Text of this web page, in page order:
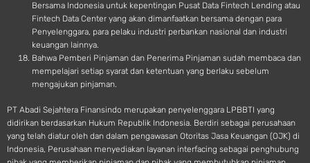
Bersama Indonesia untuk kepentingan Pusat Data Fintech Lending atau
Fintech Data Center yang akan dimanfaatkan bersama dengan para
Penyelenggara, para pelaku industri perbankan nasional dan industri
keuangan lainnya.
Bahwa Pemberi Pinjaman dan Penerima Pinjaman sudah membaca dan
mempelajari setiap syarat dan ketentuan yang berlaku sebelum
mengajukan pinjaman.
PT Abadi Sejahtera Finansindo merupakan penyelenggara LPBBTI yang
didirikan berdasarkan Hukum Republik Indonesia. Berdiri sebagai perusahaan
yang telah diatur oleh dan dalam pengawasan Otoritas Jasa Keuangan (OJK) di
Indonesia, Perusahaan menyediakan layanan interfacing sebagai penghubung